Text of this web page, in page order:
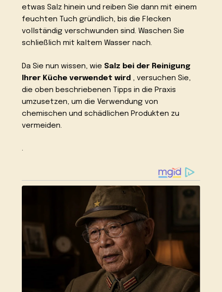
etwas Salz hinein und reiben Sie dann mit einem
feuchten Tuch gründlich, bis die Flecken
vollständig verschwunden sind. Waschen Sie
schließlich mit kaltem Wasser nach.
Da Sie nun wissen, wie Salz bei der Reinigung
Ihrer Küche verwendet wird , versuchen Sie,
die oben beschriebenen Tipps in die Praxis
umzusetzen, um die Verwendung von
chemischen und schädlichen Produkten zu
vermeiden.
.